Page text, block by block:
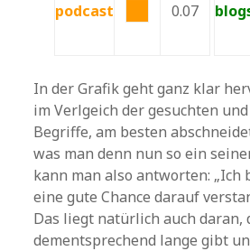
podcast 0.07
In der Grafik geht ganz klar
im Verlgeich der gesuchten
Begriffe, am besten
was man denn nun so ein
kann man also antworten: „Ich
eine gute Chance darauf
Das liegt natürlich auch daran,
dementsprechend lange gibt